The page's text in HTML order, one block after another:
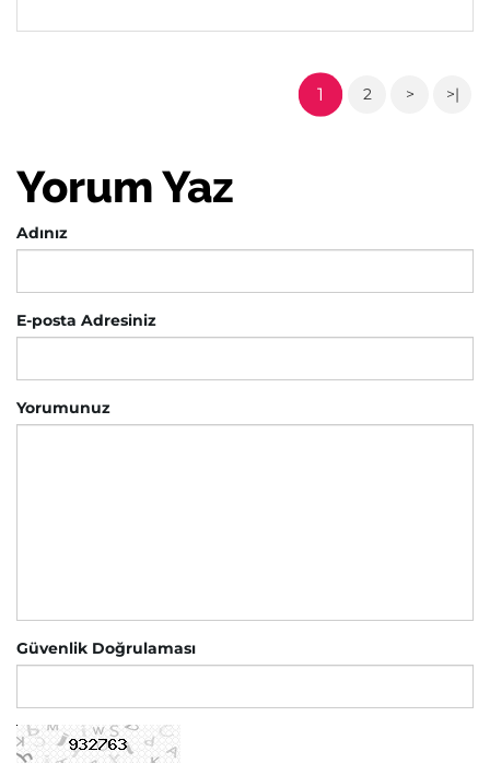
1 2 > >|
Yorum Yaz
Adınız
E-posta Adresiniz
Yorumunuz
Güvenlik Doğrulaması